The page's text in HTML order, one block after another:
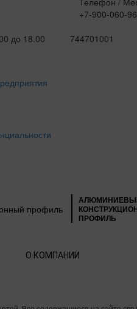
до 18.00
+7-900-060-
744701001
ПРОФИЛЬ
О КОМПАНИИ